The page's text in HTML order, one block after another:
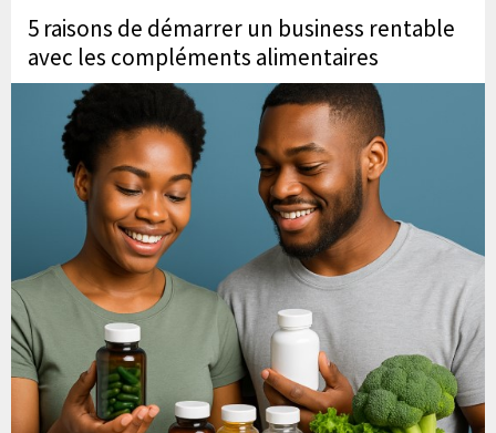
5 raisons de démarrer un business rentable
avec les compléments alimentaires